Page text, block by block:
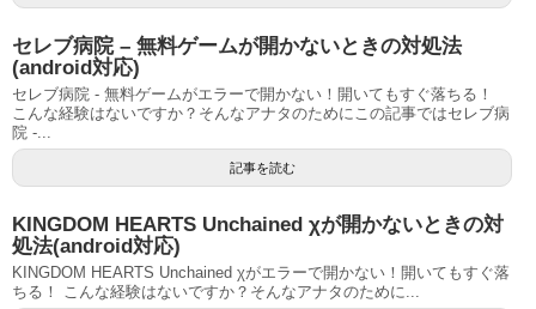
セレブ病院 – 無料ゲームが開かないときの対処法
(android対応)
セレブ病院 - 無料ゲームがエラーで開かない！開いてもすぐ落ちる！
こんな経験はないですか？そんなアナタのためにこの記事ではセレブ病
院 -...
記事を読む
KINGDOM HEARTS Unchained χが開かないときの対
処法(android対応)
KINGDOM HEARTS Unchained χがエラーで開かない！開いてもすぐ落
ちる！ こんな経験はないですか？そんなアナタのために...